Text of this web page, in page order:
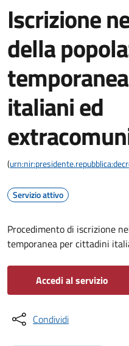
Iscrizione
della
italiani ed
(
Servizio attivo
Procedimento di iscrizione
temporanea per cittadini
Accedi al servizio
Condividi